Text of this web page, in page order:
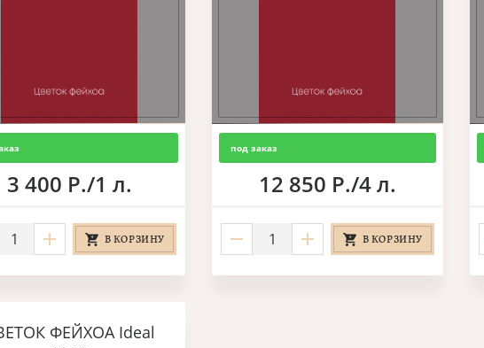
3 400 Р./1 л.
В КОРЗИНУ
под заказ
12 850 Р./4 л.
В КОРЗИНУ
ФЕЙХОА Ideal